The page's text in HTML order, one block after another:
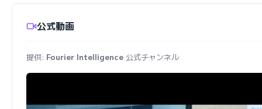
公式動画
提供: Fourier Intelligence 公式チャンネル